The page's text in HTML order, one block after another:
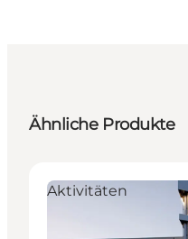
Ähnliche Produkte
Aktivitäten